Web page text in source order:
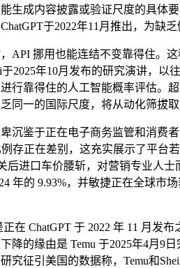
生成内容披露或验证尺度的具体
于2022年11月推出，为缺
挪用也能连结不变靠得住。这
2025年10月发布的研究演讲，
行靠得住的人工智能概率评估。
同一的国际尺度，将从动化筛拔取
鉴于正在电子商务监管和消费
存正在差别，这充实展示了平台
进口车价腰斩，对营销专业人
年的 9.93%，并敏捷正在全球
ChatGPT 于 2022 年 11 月发
降的缘由是 Temu 于2025年4月9
究征引美国的数据称，Temu和